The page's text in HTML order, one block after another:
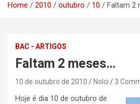
Home 2010 outubro 10 Faltam 2
BAC - ARTIGOS
Faltam 2 meses…
10 de outubro de 2010 Nolci 3
Hoje é dia 10 de outubro de